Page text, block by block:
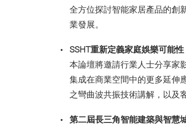
全方位探討智能家居產品的創
業發展。
SSHT重新定義家庭娛樂可能性
本論壇將邀請行業人士分享家
集成在商業空間中的更多延伸
之彎曲波共振技術講解，以及
第二屆長三角智能建築與智慧